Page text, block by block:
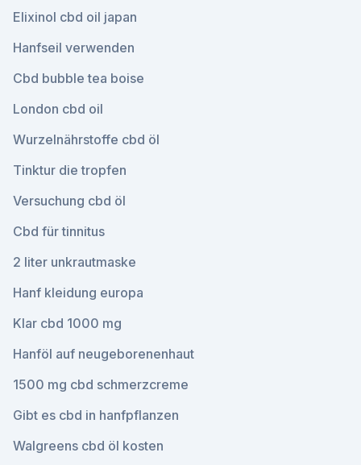
Elixinol cbd oil japan
Hanfseil verwenden
Cbd bubble tea boise
London cbd oil
Wurzelnährstoffe cbd öl
Tinktur die tropfen
Versuchung cbd öl
Cbd für tinnitus
2 liter unkrautmaske
Hanf kleidung europa
Klar cbd 1000 mg
Hanföl auf neugeborenenhaut
1500 mg cbd schmerzcreme
Gibt es cbd in hanfpflanzen
Walgreens cbd öl kosten